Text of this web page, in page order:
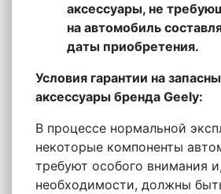
аксессуары, не
на автомобиль
даты приобретения.
Условия гарантии на
аксессуары бренда Geely:
В процессе нормальной
некоторые компоненты
требуют особого внимания
необходимости, должны